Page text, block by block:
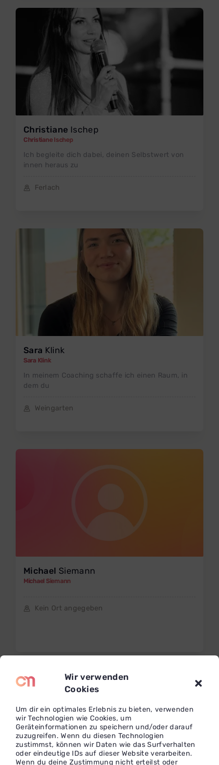
Wir verwenden
Cookies
Um dir ein optimales Erlebnis zu bieten, verwenden
wir Technologien wie Cookies, um
Geräteinformationen zu speichern und/oder darauf
zuzugreifen. Wenn du diesen Technologien
zustimmst, können wir Daten wie das Surfverhalten
oder eindeutige IDs auf dieser Website verarbeiten.
Wenn du deine Zustimmung nicht erteilst oder
Christiane Ischep
Christiane Ischep
Ich begleite dich dabei, deinen Selbstwert von
innen heraus zu
Ferlach
Sara Klink
Sara Klink
In meinem Coaching schaffe ich einen Raum, in
dem du
Weingarten
Michael Siemann
Michael Siemann
Kein Ort angegeben